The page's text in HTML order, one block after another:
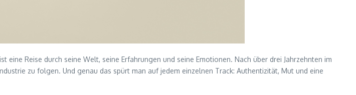
Reise durch seine Welt, seine Erfahrungen und seine Emotionen. Nach über drei Jahrzehnten im
zu folgen. Und genau das spürt man auf jedem einzelnen Track: Authentizität, Mut und eine